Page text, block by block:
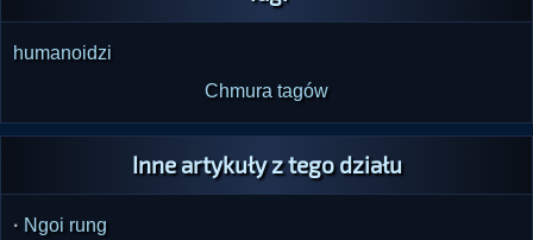
humanoidzi
Chmura tagów
Inne artykuły z tego działu
· Ngoi rung